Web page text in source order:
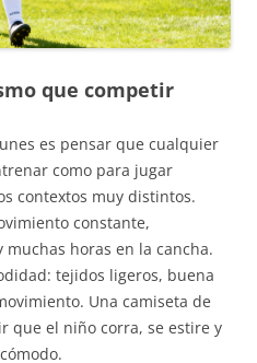
que competir
es pensar que cualquier
como para jugar
contextos muy distintos.
constante,
horas en la cancha.
tejidos ligeros, buena
Una camiseta de
que el niño corra, se estire y